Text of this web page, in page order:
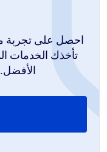
احصل على تجربة
تأخذك الخدمات